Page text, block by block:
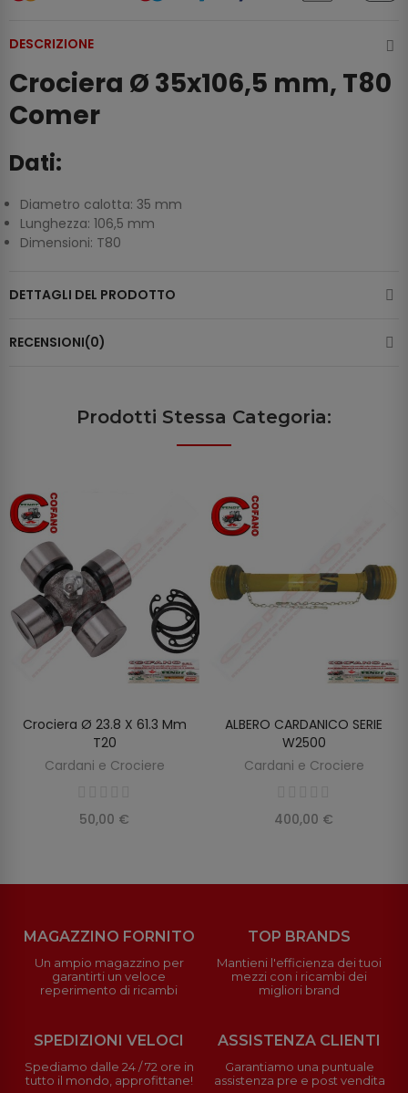
DESCRIZIONE
Crociera Ø 35x106,5 mm, T80
Comer
Dati:
Diametro calotta: 35 mm
Lunghezza: 106,5 mm
Dimensioni: T80
DETTAGLI DEL PRODOTTO
RECENSIONI(0)
Prodotti Stessa Categoria:
AGGIUNGI AL CARRELLO
Crociera Ø 23.8 X 61.3 Mm
T20
Cardani e Crociere
50,00 €
AGGIUNGI AL CARRELLO
ALBERO CARDANICO SERIE
W2500
Cardani e Crociere
400,00 €
MAGAZZINO FORNITO
Un ampio magazzino per
garantirti un veloce
reperimento di ricambi
TOP BRANDS
Mantieni l'efficienza dei tuoi
mezzi con i ricambi dei
migliori brand
SPEDIZIONI VELOCI
Spediamo dalle 24 / 72 ore in
tutto il mondo, approfittane!
ASSISTENZA CLIENTI
Garantiamo una puntuale
assistenza pre e post vendita